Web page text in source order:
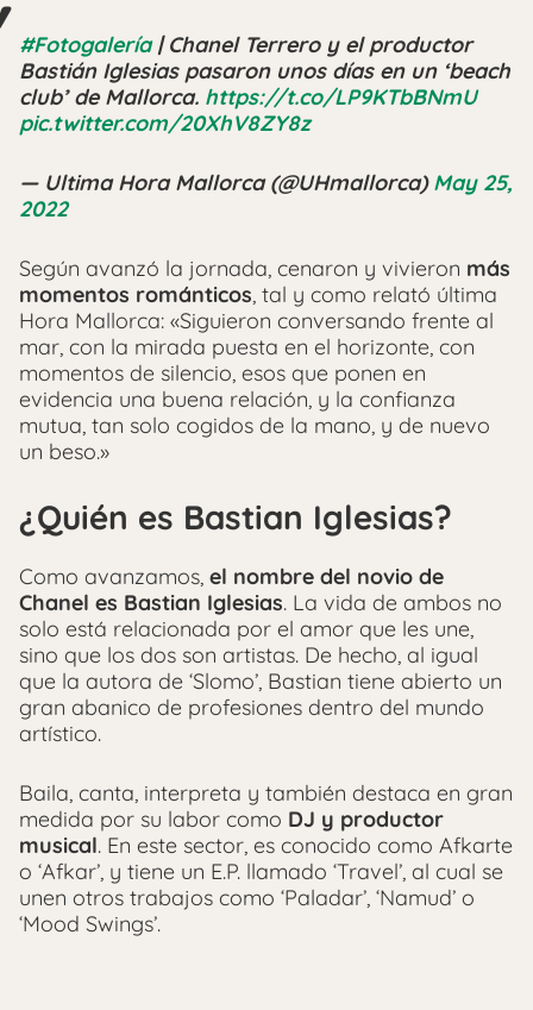
#Fotogalería| Chanel Terrero y el productor
Bastián Iglesias pasaron unos días en un ‘beach
club’ de Mallorca. https://t.co/LP9KTbBNmU
pic.twitter.com/20XhV8ZY8z
— Ultima Hora Mallorca (@UHmallorca)May 25,
2022
Según avanzó la jornada, cenaron y vivieron más
momentos románticos, tal y como relató última
Hora Mallorca: «Siguieron conversando frente al
mar, con la mirada puesta en el horizonte, con
momentos de silencio, esos que ponen en
evidencia una buena relación, y la confianza
mutua, tan solo cogidos de la mano, y de nuevo
un beso.»
¿Quién es Bastian Iglesias?
Como avanzamos, el nombre del novio de
Chanel es Bastian Iglesias. La vida de ambos no
solo está relacionada por el amor que les une,
sino que los dos son artistas. De hecho, al igual
que la autora de ‘Slomo’, Bastian tiene abierto un
gran abanico de profesiones dentro del mundo
artístico.
Baila, canta, interpreta y también destaca en gran
medida por su labor como DJ y productor
musical. En este sector, es conocido como Afkarte
o ‘Afkar’, y tiene un E.P. llamado ‘Travel’, al cual se
unen otros trabajos como ‘Paladar’, ‘Namud’ o
‘Mood Swings’.